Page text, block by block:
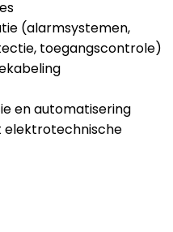
(alarmsystemen,
toegangscontrole)
en automatisering
elektrotechnische